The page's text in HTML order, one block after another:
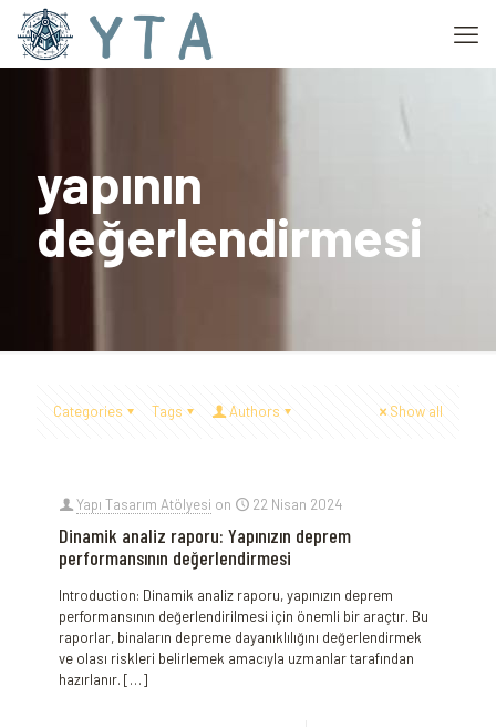
yapının
değerlendirmesi
Categories Tags Authors Show all
Yapı Tasarım Atölyesi on 22 Nisan 2024
Dinamik analiz raporu: Yapınızın deprem
performansının değerlendirmesi
Introduction: Dinamik analiz raporu, yapınızın deprem
performansının değerlendirilmesi için önemli bir araçtır. Bu
raporlar, binaların depreme dayanıklılığını değerlendirmek
ve olası riskleri belirlemek amacıyla uzmanlar tarafından
hazırlanır. […]